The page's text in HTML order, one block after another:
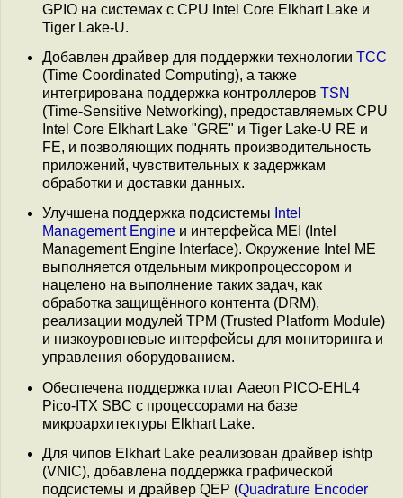
GPIO на системах с CPU Intel Core Elkhart Lake и
Tiger Lake-U.
Добавлен драйвер для поддержки технологии TCC
(Time Coordinated Computing), а также
интегрирована поддержка контроллеров TSN
(Time-Sensitive Networking), предоставляемых CPU
Intel Core Elkhart Lake "GRE" и Tiger Lake-U RE и
FE, и позволяющих поднять производительность
приложений, чувствительных к задержкам
обработки и доставки данных.
Улучшена поддержка подсистемы Intel
Management Engine и интерфейса MEI (Intel
Management Engine Interface). Окружение Intel ME
выполняется отдельным микропроцессором и
нацелено на выполнение таких задач, как
обработка защищённого контента (DRM),
реализации модулей TPM (Trusted Platform Module)
и низкоуровневые интерфейсы для мониторинга и
управления оборудованием.
Обеспечена поддержка плат Aaeon PICO-EHL4
Pico-ITX SBC с процессорами на базе
микроархитектуры Elkhart Lake.
Для чипов Elkhart Lake реализован драйвер ishtp
(VNIC), добавлена поддержка графической
подсистемы и драйвер QEP (Quadrature Encoder